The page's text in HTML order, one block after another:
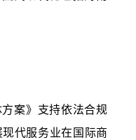
案》支持依法合规
代服务业在国际商